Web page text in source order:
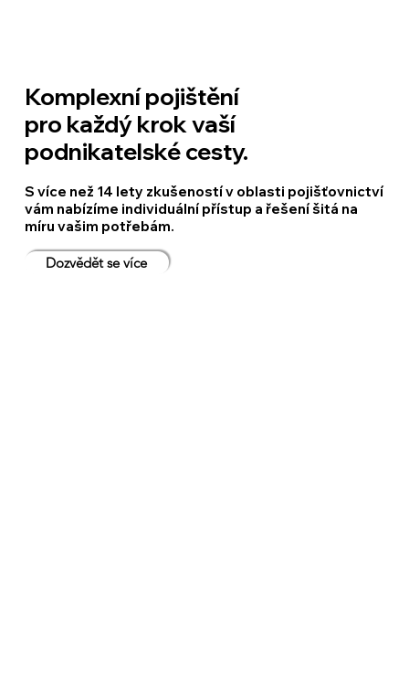
Komplexní pojištění
pro každý krok vaší
podnikatelské cesty.
S více než 14 lety zkušeností v oblasti pojišťovnictví
vám nabízíme individuální přístup a řešení šitá na
míru vašim potřebám.
Dozvědět se více